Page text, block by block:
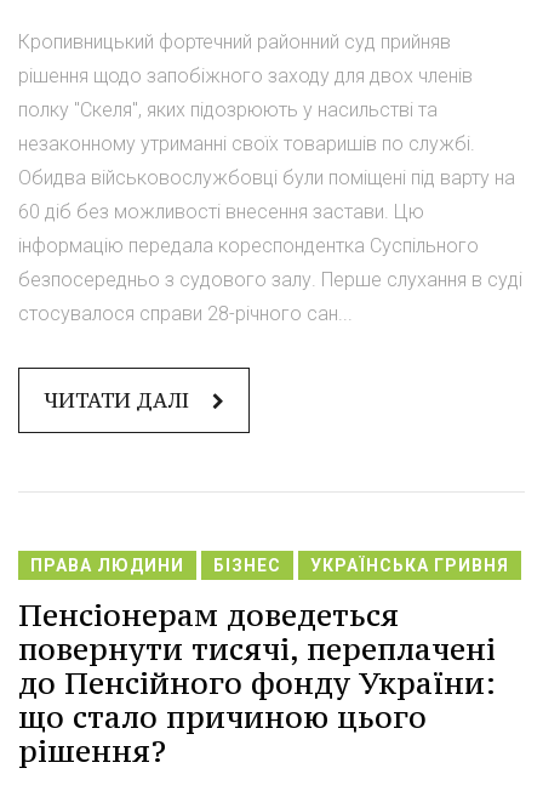
Кропивницький фортечний районний суд прийняв
рішення щодо запобіжного заходу для двох членів
полку "Скеля", яких підозрюють у насильстві та
незаконному утриманні своїх товаришів по службі.
Обидва військовослужбовці були поміщені під варту на
60 діб без можливості внесення застави. Цю
інформацію передала кореспондентка Суспільного
безпосередньо з судового залу. Перше слухання в суді
стосувалося справи 28-річного сан...
ЧИТАТИ ДАЛІ
ПРАВА ЛЮДИНИ БІЗНЕС УКРАЇНСЬКА ГРИВНЯ
Пенсіонерам доведеться
повернути тисячі, переплачені
до Пенсійного фонду України:
що стало причиною цього
рішення?